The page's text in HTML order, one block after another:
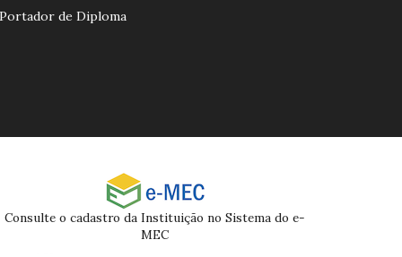
Portador de Diploma
Consulte o cadastro da Instituição no Sistema do e-
MEC